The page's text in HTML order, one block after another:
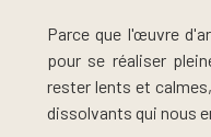
Parce que l'œuvre
pour se réaliser
rester lents et
dissolvants qui nous